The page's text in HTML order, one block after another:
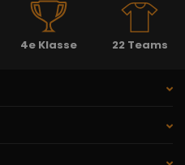
4e Klasse 22 Teams